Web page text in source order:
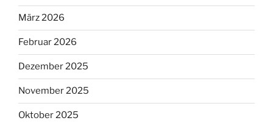
März 2026
Februar 2026
Dezember 2025
November 2025
Oktober 2025